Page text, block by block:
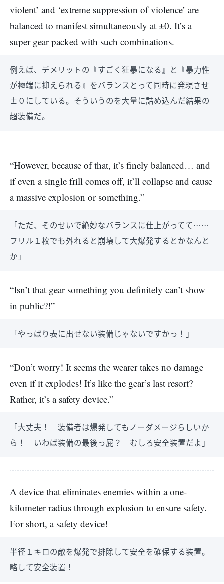
violent’ and ‘extreme suppression of violence’ are
balanced to manifest simultaneously at ±0. It’s a
super gear packed with such combinations.
例えば、デメリットの『すごく狂暴になる』と『暴力性
が極端に抑えられる』をバランスとって同時に発現させ
±０にしている。そういうのを大量に詰め込んだ結果の
超装備だ。
“However, because of that, it’s finely balanced… and
if even a single frill comes off, it’ll collapse and cause
a massive explosion or something.”
「ただ、そのせいで絶妙なバランスに仕上がってて……
フリル１枚でも外れると崩壊して大爆発するとかなんと
か」
“Isn’t that gear something you definitely can’t show
in public?!”
「やっぱり表に出せない装備じゃないですかっ！」
“Don’t worry! It seems the wearer takes no damage
even if it explodes! It’s like the gear’s last resort?
Rather, it’s a safety device.”
「大丈夫！ 装備者は爆発してもノーダメージらしいか
ら！ いわば装備の最後っ屁？ むしろ安全装置だよ」
A device that eliminates enemies within a one-
kilometer radius through explosion to ensure safety.
For short, a safety device!
半径１キロの敵を爆発で排除して安全を確保する装置。
略して安全装置！